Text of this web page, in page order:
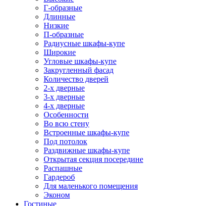
Г-образные
Длинные
Низкие
П-образные
Радиусные шкафы-купе
Широкие
Угловые шкафы-купе
Закругленный фасад
Количество дверей
2-х дверные
3-х дверные
4-х дверные
Особенности
Во всю стену
Встроенные шкафы-купе
Под потолок
Раздвижные шкафы-купе
Открытая секция посередине
Распашные
Гардероб
Для маленького помещения
Эконом
Гостиные